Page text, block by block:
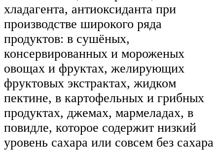
хладагента, антиоксиданта при
производстве широкого ряда
продуктов: в сушёных,
консервированных и мороженых
овощах и фруктах, желирующих
фруктовых экстрактах, жидком
пектине, в картофельных и грибных
продуктах, джемах, мармеладах, в
повидле, которое содержит низкий
уровень сахара или совсем без сахара